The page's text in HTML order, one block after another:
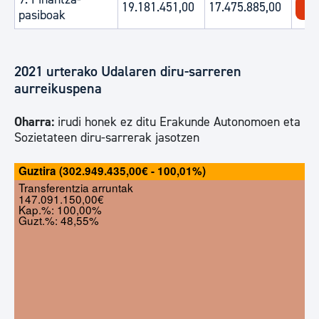
pasiboak
19.181.451,00 17.475.885,00
2021 urterako Udalaren diru-sarreren
aurreikuspena
Oharra: irudi honek ez ditu Erakunde Autonomoen eta
Sozietateen diru-sarrerak jasotzen
Transferentzia arruntak
147.091.150,00€
Kap.%: 100,00%
Guzt.%: 48,55%
Guztira (302.949.435,00€ - 100,01%)